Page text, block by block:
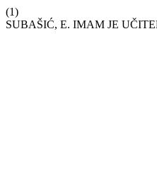
(1)
SUBAŠIĆ, E. IMAM JE